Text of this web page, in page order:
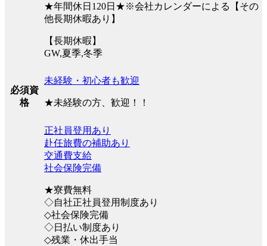
★年間休日120日★※会社カレンダーによる【その
他長期休暇あり】
【長期休暇】
GW,夏季,冬季
必須資
格
未経験・初心者も歓迎
★未経験の方、歓迎！！
正社員登用あり
赴任旅費の補助あり
交通費支給
社会保険完備
★寮費無料
◇自社正社員登用制度あり
◇社会保険完備
◇日払い制度あり
◇残業・休出手当